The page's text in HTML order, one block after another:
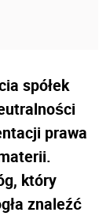
spółek
prawa
który
znaleźć